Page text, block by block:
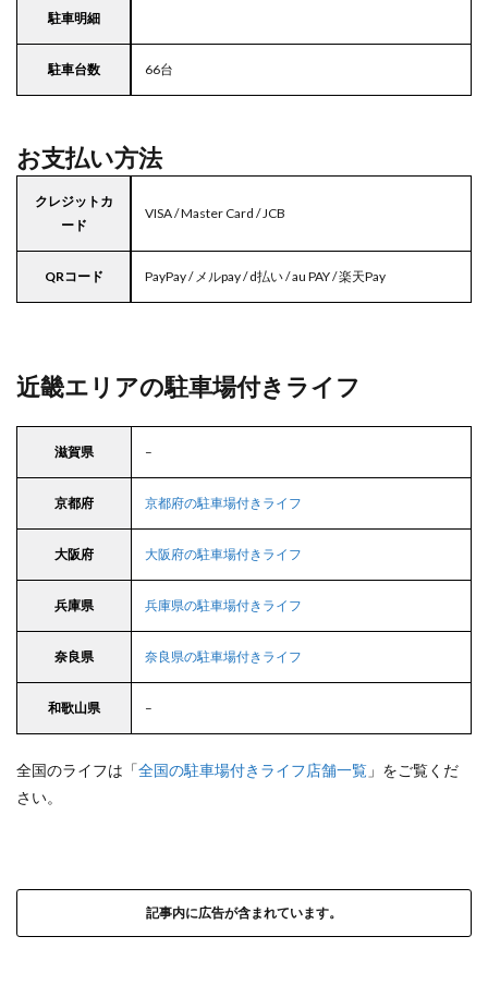
駐車明細
駐車台数 66台
お支払い方法
クレジットカ
ード
VISA / Master Card / JCB
QRコード PayPay / メルpay / d払い / au PAY / 楽天Pay
近畿エリアの駐車場付きライフ
滋賀県 –
京都府 京都府の駐車場付きライフ
大阪府 大阪府の駐車場付きライフ
兵庫県 兵庫県の駐車場付きライフ
奈良県 奈良県の駐車場付きライフ
和歌山県 –
全国のライフは「全国の駐車場付きライフ店舗一覧 」をご覧くだ
さい。
記事内に広告が含まれています。